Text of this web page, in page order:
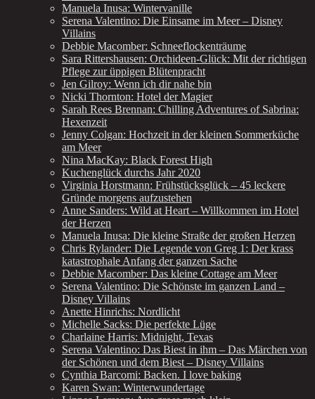
Manuela Inusa: Wintervanille
Serena Valentino: Die Einsame im Meer – Disney
Villains
Debbie Macomber: Schneeflockenträume
Sara Rittershausen: Orchideen-Glück: Mit der richtigen
Pflege zur üppigen Blütenpracht
Jen Gilroy: Wenn ich dir nahe bin
Nicki Thornton: Hotel der Magier
Sarah Rees Brennan: Chilling Adventures of Sabrina:
Hexenzeit
Jenny Colgan: Hochzeit in der kleinen Sommerküche
am Meer
Nina MacKay: Black Forest High
Kuchenglück durchs Jahr 2020
Virginia Horstmann: Frühstücksglück – 45 leckere
Gründe morgens aufzustehen
Anne Sanders: Wild at Heart – Willkommen im Hotel
der Herzen
Manuela Inusa: Die kleine Straße der großen Herzen
Chris Rylander: Die Legende von Greg 1: Der krass
katastrophale Anfang der ganzen Sache
Debbie Macomber: Das kleine Cottage am Meer
Serena Valentino: Die Schönste im ganzen Land –
Disney Villains
Anette Hinrichs: Nordlicht
Michelle Sacks: Die perfekte Lüge
Charlaine Harris: Midnight, Texas
Serena Valentino: Das Biest in ihm – Das Märchen von
der Schönen und dem Biest – Disney Villains
Cynthia Barcomi: Backen. I love baking
Karen Swan: Winterwundertage